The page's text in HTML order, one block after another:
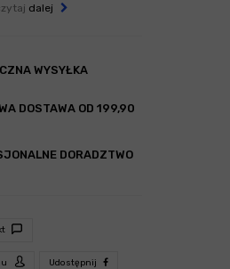
dalej
WYSYŁKA
DOSTAWA OD 199,90
DORADZTWO
Udostępnij